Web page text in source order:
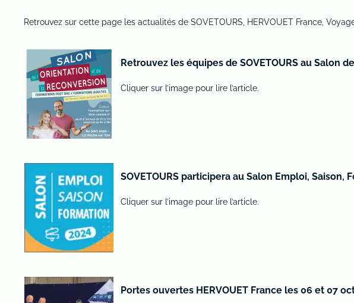
Retrouvez sur cette page les actualités de SOVETOURS, HERVOUET France,
Retrouvez les équipes de SOVETOURS au Salon
Cliquer sur l’image pour lire l’article.
SOVETOURS participera au Salon Emploi,
Cliquer sur l’image pour lire l’article.
Portes ouvertes HERVOUET France les 06 et 07